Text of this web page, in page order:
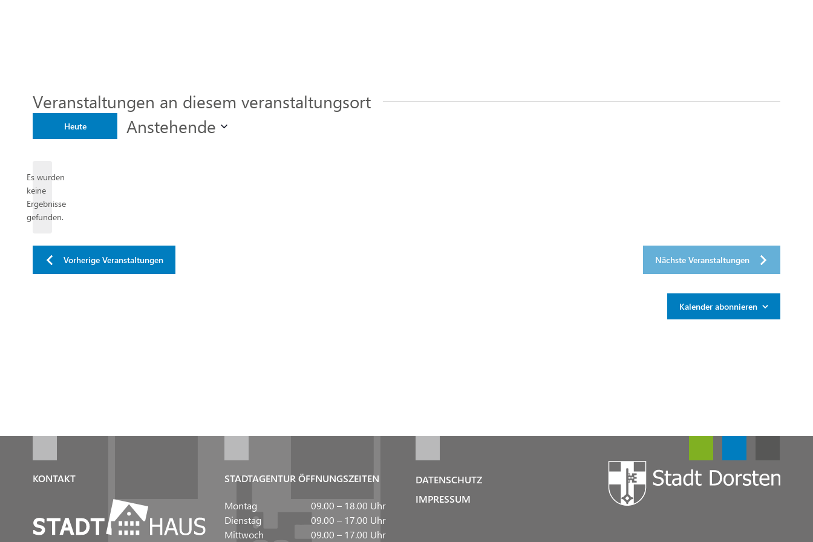
Veranstaltungen an diesem veranstaltungsort
Hinweis
Es wurden
keine
Ergebnisse
gefunden.
Heute Anstehende
Vorherige Veranstaltungen NächsteVeranstaltungen
Kalender abonnieren
KONTAKT STADTAGENTUR ÖFFNUNGSZEITEN
Montag
09.00 – 18.00 Uhr
Dienstag
09.00 – 17.00 Uhr
Mittwoch
09.00 – 17.00 Uhr
DATENSCHUTZ
IMPRESSUM